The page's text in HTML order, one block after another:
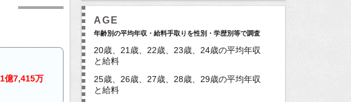
1億7,415万
AGE
年齢別の平均年収・給料手取りを性別・学歴別等で調査
20歳、21歳、22歳、23歳、24歳の平均年収
と給料
25歳、26歳、27歳、28歳、29歳の平均年収
と給料